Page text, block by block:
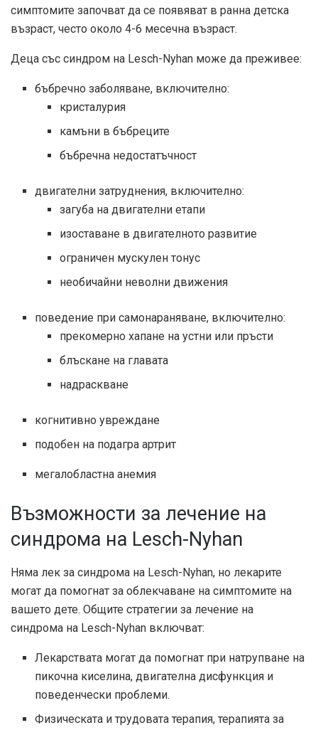
симптомите започват да се появяват в ранна детска
възраст, често около 4-6 месечна възраст.
Деца със синдром на Lesch-Nyhan може да преживее:
бъбречно заболяване, включително:
кристалурия
камъни в бъбреците
бъбречна недостатъчност
двигателни затруднения, включително:
загуба на двигателни етапи
изоставане в двигателното развитие
ограничен мускулен тонус
необичайни неволни движения
поведение при самонараняване, включително:
прекомерно хапане на устни или пръсти
блъскане на главата
надраскване
когнитивно увреждане
подобен на подагра артрит
мегалобластна анемия
Възможности за лечение на
синдрома на Lesch-Nyhan
Няма лек за синдрома на Lesch-Nyhan, но лекарите
могат да помогнат за облекчаване на симптомите на
вашето дете. Общите стратегии за лечение на
синдрома на Lesch-Nyhan включват:
Лекарствата могат да помогнат при натрупване на
пикочна киселина, двигателна дисфункция и
поведенчески проблеми.
Физическата и трудовата терапия, терапията за